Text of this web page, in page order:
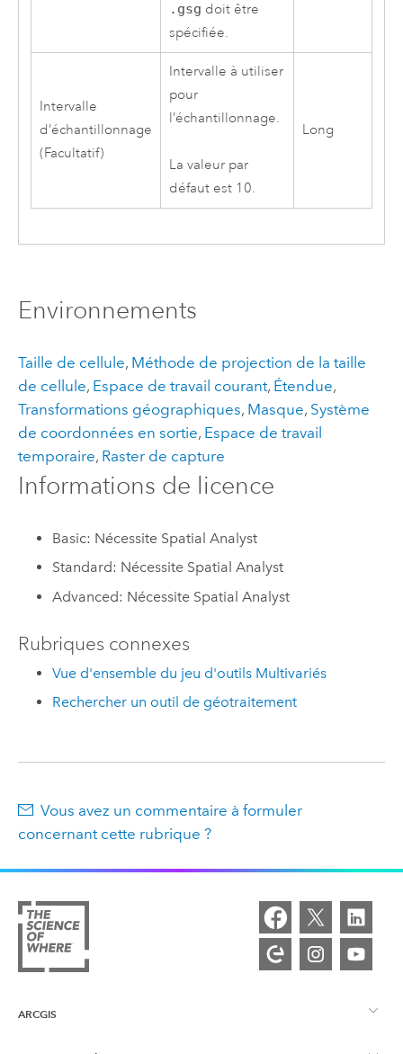
.gsg doit être
spécifiée.
Intervalle
d’échantillonnage
(Facultatif)
Intervalle à utiliser
pour
l’échantillonnage.
La valeur par
défaut est 10.
Long
Environnements
Taille de cellule, Méthode de projection de la taille
de cellule, Espace de travail courant, Étendue,
Transformations géographiques, Masque, Système
de coordonnées en sortie, Espace de travail
temporaire, Raster de capture
Informations de licence
Basic: Nécessite Spatial Analyst
Standard: Nécessite Spatial Analyst
Advanced: Nécessite Spatial Analyst
Rubriques connexes
Vue d'ensemble du jeu d'outils Multivariés
Rechercher un outil de géotraitement
Vous avez un commentaire à formuler
concernant cette rubrique ?
ARCGIS